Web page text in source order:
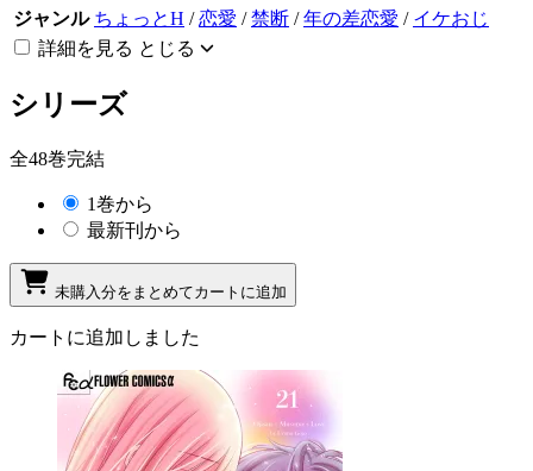
ジャンル ちょっとH /恋愛 /禁断 /年の差恋愛 / イケおじ
詳細を見る とじる
シリーズ
全48巻完結
1巻から
最新刊から
未購入分をまとめてカートに追加
カートに追加しました